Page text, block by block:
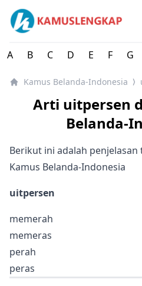
Kamus Lengkap Belanda-
A B C D E F G
Kamus Belanda-Indonesia ⟩
Arti uitpersen
Belanda-
Berikut ini adalah
Kamus Belanda-Indonesia
uitpersen
memerah
memeras
perah
peras